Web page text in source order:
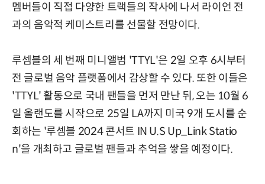
멤버들이 직접 다양한 트랙들의 작사에 나서 라이언 전
과의 음악적 케미스트리를 선물할 전망이다.
루셈블의 세 번째 미니앨범 'TTYL'은 2일 오후 6시부터
전 글로벌 음악 플랫폼에서 감상할 수 있다. 또한 이들은
'TTYL' 활동으로 국내 팬들을 먼저 만난 뒤, 오는 10월 6
일 올랜도를 시작으로 25일 LA까지 미국 9개 도시를 순
회하는 '루셈블 2024 콘서트 IN U.S Up_Link Statio
n'을 개최하고 글로벌 팬들과 추억을 쌓을 예정이다.